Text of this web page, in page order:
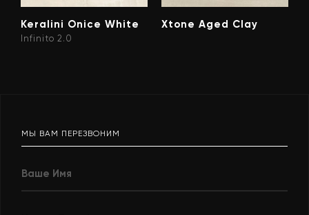
Keralini Onice White
Infinito 2.0
Xtone Aged Clay
МЫ ВАМ ПЕРЕЗВОНИМ